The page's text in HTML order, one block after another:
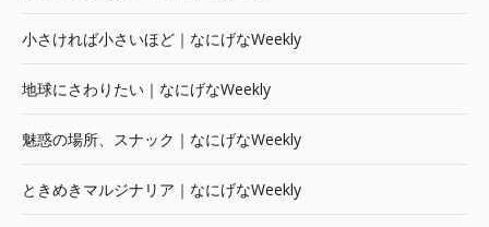
小さければ小さいほど｜なにげなWeekly
地球にさわりたい｜なにげなWeekly
魅惑の場所、スナック｜なにげなWeekly
ときめきマルジナリア｜なにげなWeekly